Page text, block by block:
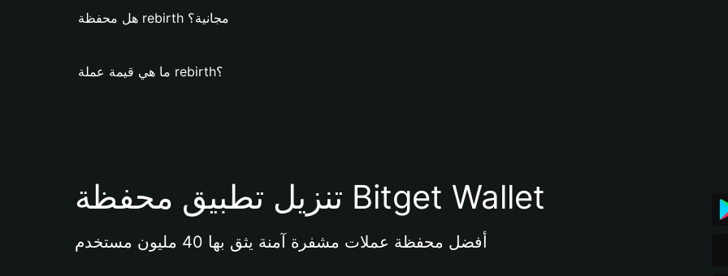
هل محفظة rebirth مجانية؟
ما هي قيمة عملة rebirth؟
تنزيل تطبيق محفظة Bitget Wallet
أفضل محفظة عملات مشفرة آمنة يثق بها 40 مليون مستخدم